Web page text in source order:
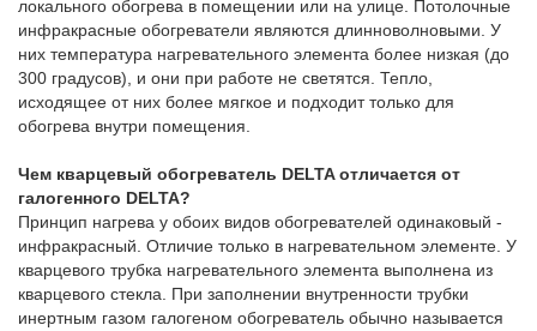
локального обогрева в помещении или на улице. Потолочные
инфракрасные обогреватели являются длинноволновыми. У
них температура нагревательного элемента более низкая (до
300 градусов), и они при работе не светятся. Тепло,
исходящее от них более мягкое и подходит только для
обогрева внутри помещения.
Чем кварцевый обогреватель DELTA отличается от
галогенного DELTA?
Принцип нагрева у обоих видов обогревателей одинаковый -
инфракрасный. Отличие только в нагревательном элементе. У
кварцевого трубка нагревательного элемента выполнена из
кварцевого стекла. При заполнении внутренности трубки
инертным газом галогеном обогреватель обычно называется